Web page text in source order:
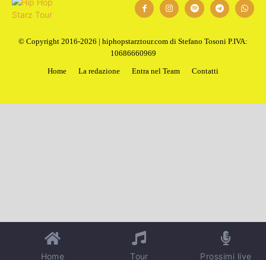
© Copyright 2016-2026 | hiphopstarztour.com di Stefano Tosoni P.IVA:
10686660969
Home
La redazione Entra nel Team Contatti
Home Tour Prossimi live